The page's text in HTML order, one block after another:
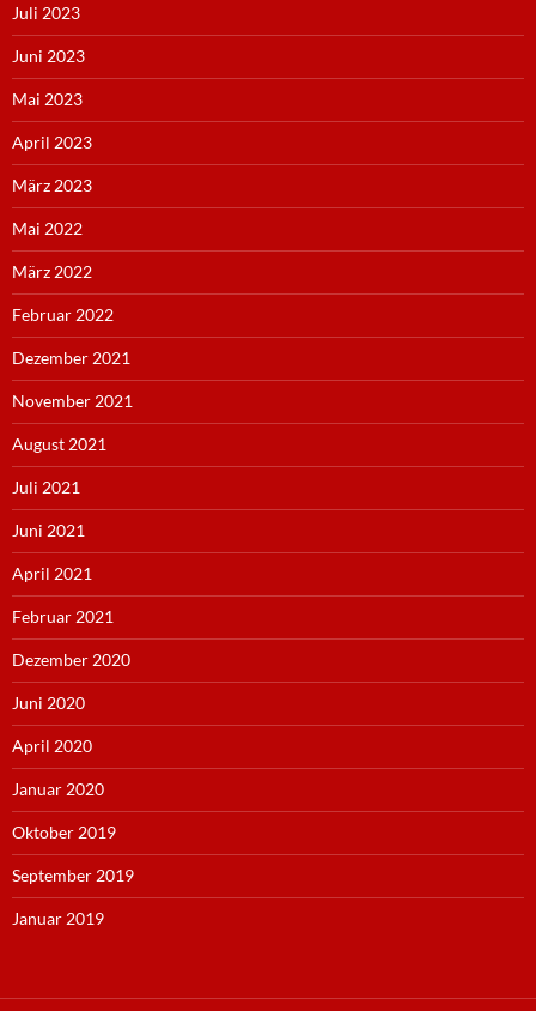
Juli 2023
Juni 2023
Mai 2023
April 2023
März 2023
Mai 2022
März 2022
Februar 2022
Dezember 2021
November 2021
August 2021
Juli 2021
Juni 2021
April 2021
Februar 2021
Dezember 2020
Juni 2020
April 2020
Januar 2020
Oktober 2019
September 2019
Januar 2019